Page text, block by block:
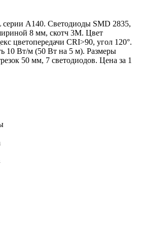
серии A140. Светодиоды SMD 2835,
8 мм, скотч 3M. Цвет
цветопередачи CRI>90, угол 120°.
10 Вт/м (50 Вт на 5 м). Размеры
50 мм, 7 светодиодов. Цена за 1